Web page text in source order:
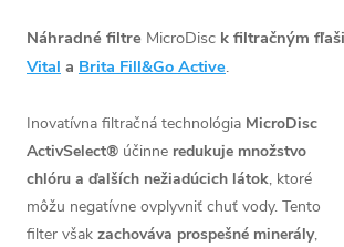
Náhradné filtre MicroDisc k filtračným
Vital a Brita Fill&Go Active.
Inovatívna filtračná technológia MicroDisc
ActivSelect® účinne redukuje množstvo
chlóru a ďalších nežiadúcich látok, ktoré
môžu negatívne ovplyvniť chuť vody. Tento
filter však zachováva prospešné minerály,